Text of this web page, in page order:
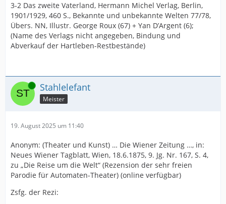
3-2 Das zweite Vaterland, Hermann Michel Verlag, Berlin,
1901/1929, 460 S., Bekannte und unbekannte Welten 77/78,
Übers. NN, Illustr. George Roux (67) + Yan D’Argent (6);
(Name des Verlags nicht angegeben, Bindung und
Abverkauf der Hartleben-Restbestände)
Online Stahlelefant
Meister
19. August 2025 um 11:40
Anonym: (Theater und Kunst) … Die Wiener Zeitung …, in:
Neues Wiener Tagblatt, Wien, 18.6.1875, 9. Jg. Nr. 167, S. 4,
zu „Die Reise um die Welt“ (Rezension der sehr freien
Parodie für Automaten-Theater) (online verfügbar)
Zsfg. der Rezi: